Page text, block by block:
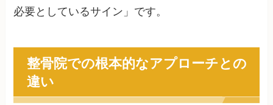
必要としているサイン」です。
整骨院での根本的なアプローチとの
違い